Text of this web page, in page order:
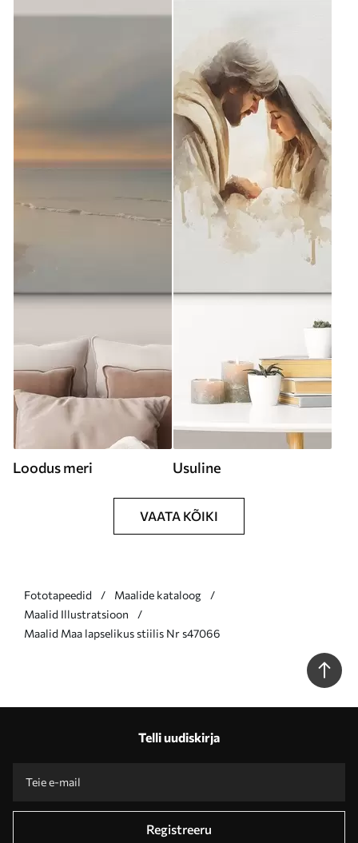
Loodus meri Usuline
VAATA KÕIKI
Fototapeedid
Maalide kataloog
Maalid Illustratsioon
Maalid Maa lapselikus stiilis Nr s47066
Telli uudiskirja
Registreeru